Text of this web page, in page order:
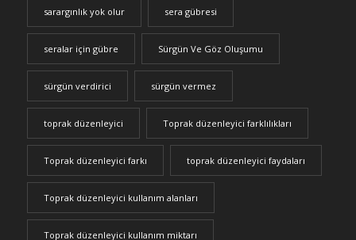
sarargınlık yok olur sera gübresi
seralar için gübre Sürgün Ve Göz Oluşumu
sürgün verdirici sürgün vermez
toprak düzenleyici Toprak düzenleyici farklılıkları
Toprak düzenleyici farkı toprak düzenleyici faydaları
Toprak düzenleyici kullanım alanları
Toprak düzenleyici kullanım miktarı